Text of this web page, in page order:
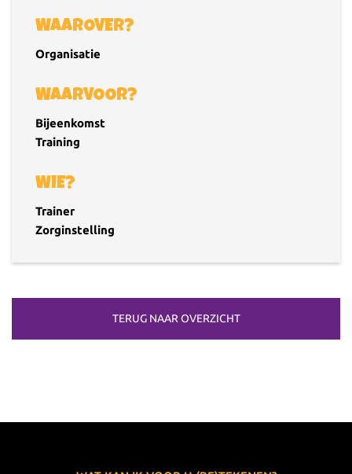
WAAROVER?
Organisatie
WAARVOOR?
Bijeenkomst
Training
WIE?
Trainer
Zorginstelling
TERUG NAAR OVERZICHT